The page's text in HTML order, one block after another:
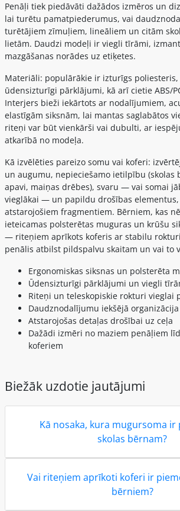
Penāļi tiek piedāvāti dažādos izmēros un
lai turētu pamatpiederumus, vai
turētājiem zīmuļiem, lineāliem un citām
lietām. Daudzi modeļi ir viegli tīrāmi,
mazgāšanas norādes uz etiķetes.
Materiāli: populārākie ir izturīgs
ūdensizturīgi pārklājumi, kā arī cietie ABS/
Interjers bieži iekārtots ar nodalījumiem,
elastīgām siksnām, lai mantas saglabātos
riteņi var būt vienkārši vai dubulti, ar
atkarībā no modeļa.
Kā izvēlēties pareizo somu vai koferi:
un augumu, nepieciešamo ietilpību (skolas
apavi, maiņas drēbes), svaru — vai somai
vieglākai — un papildu drošības
atstarojošiem fragmentiem. Bērniem, kas
ieteicamas polsterētas muguras un krūšu
— riteņiem aprīkots koferis ar stabilu
penālis atbilst pildspalvu skaitam un vai to
Ergonomiskas siksnas un polsterēta
Ūdensizturīgi pārklājumi un viegli
Riteņi un teleskopiskie rokturi vieglai
Daudznodalījumu iekšējā organizācija
Atstarojošas detaļas drošībai uz ceļa
Dažādi izmēri no maziem penāļiem
koferiem
Biežāk uzdotie jautājumi
Kā nosaka, kura mugursoma
skolas bērnam?
Vai riteņiem aprīkoti koferi ir
bērniem?